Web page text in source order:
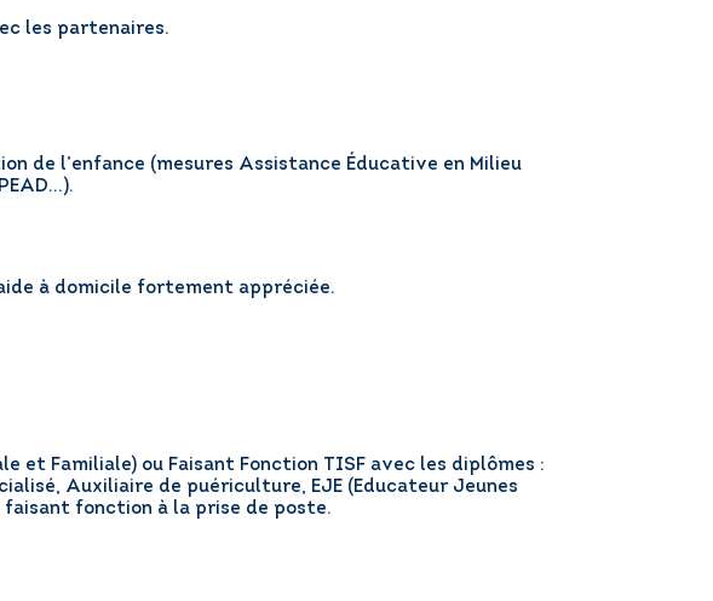
les partenaires.
de l’enfance (mesures Assistance Éducative en Milieu
à domicile fortement appréciée.
et Familiale) ou Faisant Fonction TISF avec les diplômes :
Auxiliaire de puériculture, EJE (Educateur Jeunes
fonction à la prise de poste.